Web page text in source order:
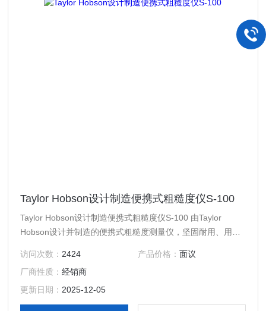
Taylor Hobson设计制造便携式粗糙度仪S-100
Taylor Hobson设计制造便携式粗糙度仪S-100 由Taylor
Hobson设计并制造的便携式粗糙度测量仪，坚固耐用、用途
为了便于使用，这款全新的SurtronicS-100.....
访问次数： 2424 产品价格： 面议
厂商性质：经销商
更新日期： 2025-12-05